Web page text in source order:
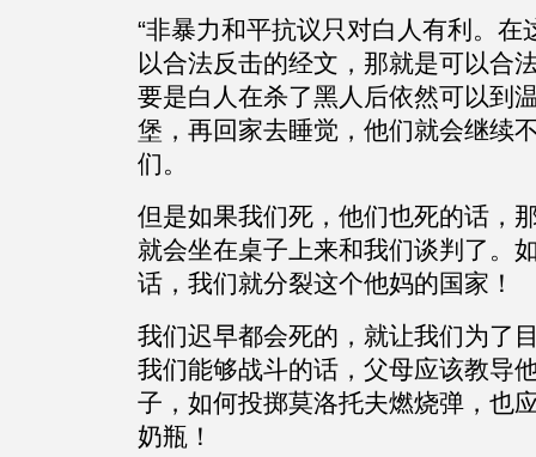
“非暴力和平抗议只对白人有利。在
以合法反击的经文，那就是可以合
要是白人在杀了黑人后依然可以到
堡，再回家去睡觉，他们就会继续
们。
但是如果我们死，他们也死的话，
就会坐在桌子上来和我们谈判了。
话，我们就分裂这个他妈的国家！
我们迟早都会死的，就让我们为了
我们能够战斗的话，父母应该教导
子，如何投掷莫洛托夫燃烧弹，也
奶瓶！